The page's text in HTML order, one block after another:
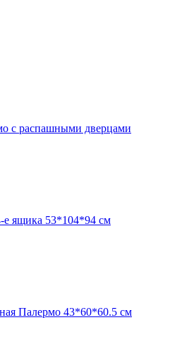
с распашными дверцами
ящика 53*104*94 см
Палермо 43*60*60.5 см